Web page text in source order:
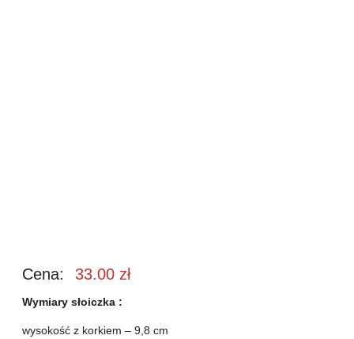
Cena: 33.00 zł
Wymiary słoiczka :
wysokość z korkiem – 9,8 cm